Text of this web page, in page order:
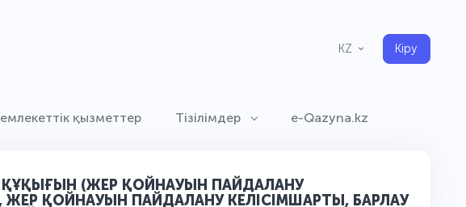
KZ Кіру
қызметтер Тізілімдер e-Qazyna.kz
(ЖЕР ҚОЙНАУЫН ПАЙДАЛАНУ
ЖЕР ҚОЙНАУЫН ПАЙДАЛАНУ КЕЛІСІМШАРТЫ, БАРЛАУ